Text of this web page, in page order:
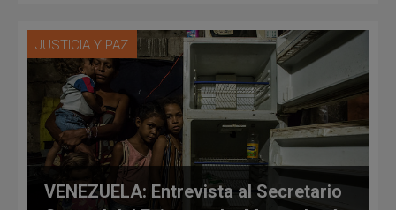
JUSTICIA Y PAZ
VENEZUELA: Entrevista al Secretario